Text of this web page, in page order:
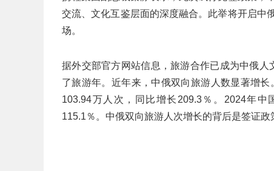
交流、文化互鉴层面的深度融合。此举将开启中
场。
据外交部官方网站信息，旅游合作已成为中俄
了旅游年。近年来，中俄双向旅游人数显著增
103.94万人次，同比增长209.3％。2024年
115.1％。中俄双向旅游人次增长的背后是签证